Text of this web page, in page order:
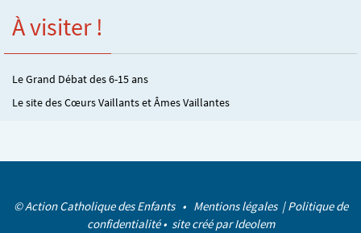
À visiter !
Le Grand Débat des 6-15 ans
Le site des Cœurs Vaillants et Âmes Vaillantes
© Action Catholique des Enfants • Mentions légales |Politique de
confidentialité• site créé parIdeolem